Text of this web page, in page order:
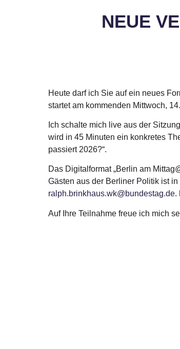
NEUE
Heute darf ich Sie auf ein neues
startet am kommenden Mittwoch,
Ich schalte mich live aus der
wird in 45 Minuten ein konkretes
passiert 2026?“.
Das Digitalformat „Berlin am
Gästen aus der Berliner Politik ist
ralph.brinkhaus.wk@bundestag.de.
Auf Ihre Teilnahme freue ich mich